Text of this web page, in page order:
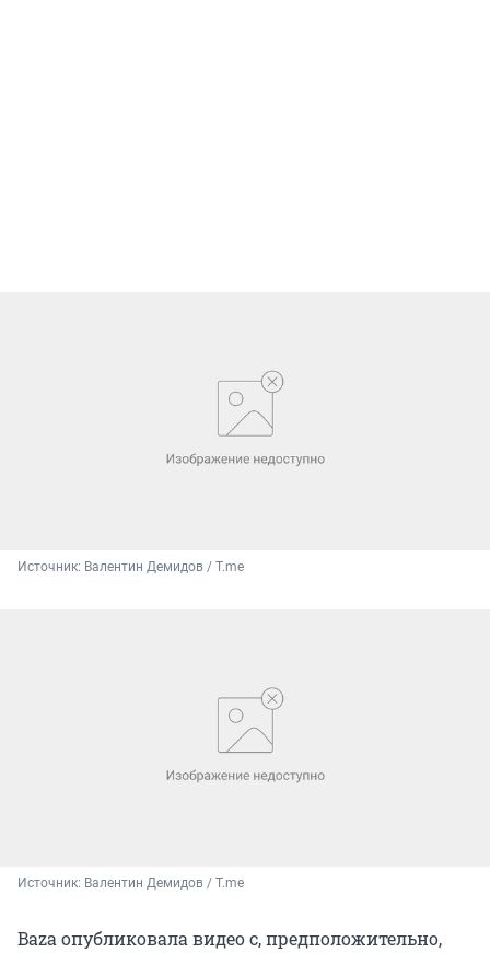
Источник: Валентин Демидов / T.me
Источник: Валентин Демидов / T.me
Baza опубликовала видео с, предположительно,